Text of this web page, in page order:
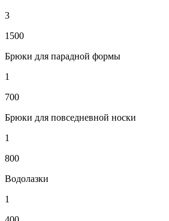
3
1500
Брюки для парадной формы
1
700
Брюки для повседневной носки
1
800
Водолазки
1